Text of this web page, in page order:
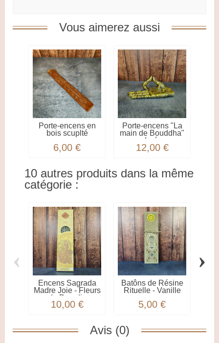
Vous aimerez aussi
Porte-encens en
bois scuplté
6,00 €
Porte-encens "La
main de Bouddha"
dorée
12,00 €
10 autres produits dans la même
catégorie :
Encens Sagrada
Madre Joie - Fleurs
du Paradis
10,00 €
Batôns de Résine
Rituelle - Vanille
5,00 €
‹ ›
Avis (0)